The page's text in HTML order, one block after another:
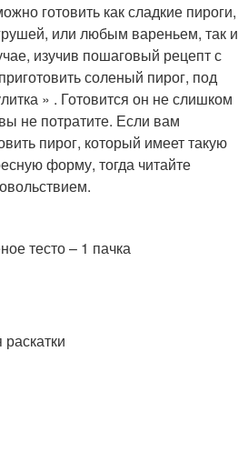
готовить как сладкие пироги,
или любым вареньем, так и
изучив пошаговый рецепт с
соленый пирог, под
» . Готовится он не слишком
не потратите. Если вам
пирог, который имеет такую
форму, тогда читайте
тесто – 1 пачка